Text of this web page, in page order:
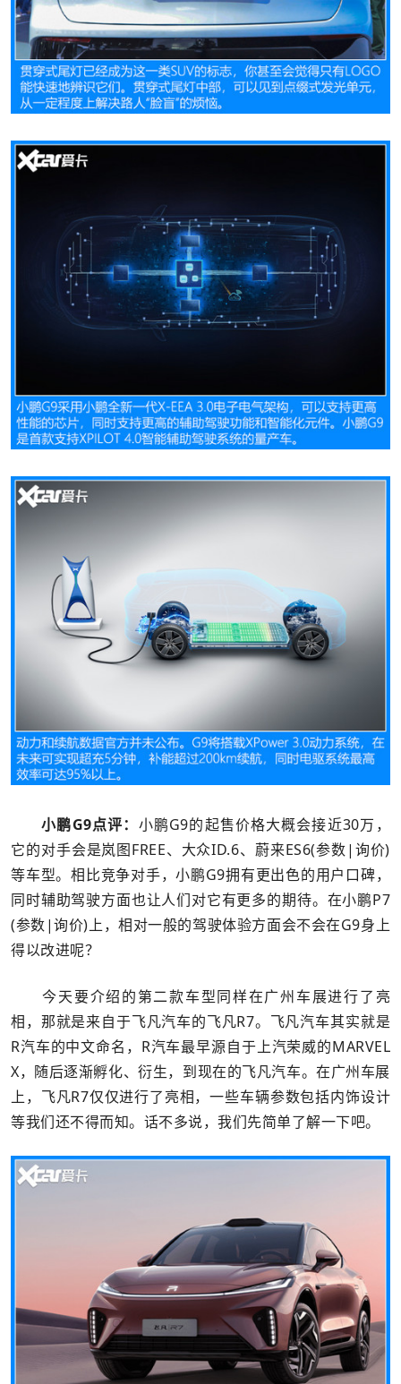
小鹏G9点评： 小鹏G9的起售价格大概会接近30万，
它的对手会是岚图FREE、大众ID.6、蔚来ES6(参数|询价)
等车型。相比竞争对手，小鹏G9拥有更出色的用户口碑，
同时辅助驾驶方面也让人们对它有更多的期待。在小鹏P7
(参数|询价)上，相对一般的驾驶体验方面会不会在G9身上
得以改进呢？
今天要介绍的第二款车型同样在广州车展进行了亮
相，那就是来自于飞凡汽车的飞凡R7。飞凡汽车其实就是
R汽车的中文命名，R汽车最早源自于上汽荣威的MARVEL
X，随后逐渐孵化、衍生，到现在的飞凡汽车。在广州车展
上，飞凡R7仅仅进行了亮相，一些车辆参数包括内饰设计
等我们还不得而知。话不多说，我们先简单了解一下吧。